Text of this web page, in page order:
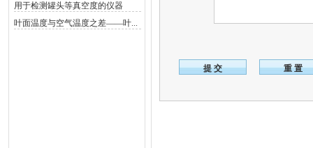
用于检测罐头等真空度的仪器
叶面温度与空气温度之差——叶...